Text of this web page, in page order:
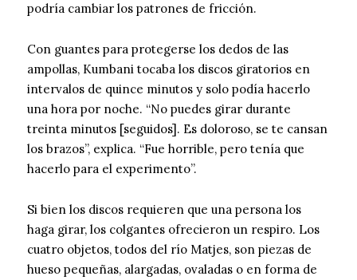
podría cambiar los patrones de fricción.
Con guantes para protegerse los dedos de las
ampollas, Kumbani tocaba los discos giratorios en
intervalos de quince minutos y solo podía hacerlo
una hora por noche. “No puedes girar durante
treinta minutos [seguidos]. Es doloroso, se te cansan
los brazos”, explica. “Fue horrible, pero tenía que
hacerlo para el experimento”.
Si bien los discos requieren que una persona los
haga girar, los colgantes ofrecieron un respiro. Los
cuatro objetos, todos del río Matjes, son piezas de
hueso pequeñas, alargadas, ovaladas o en forma de